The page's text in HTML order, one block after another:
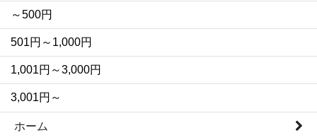
～500円
501円～1,000円
1,001円～3,000円
3,001円～
ホーム